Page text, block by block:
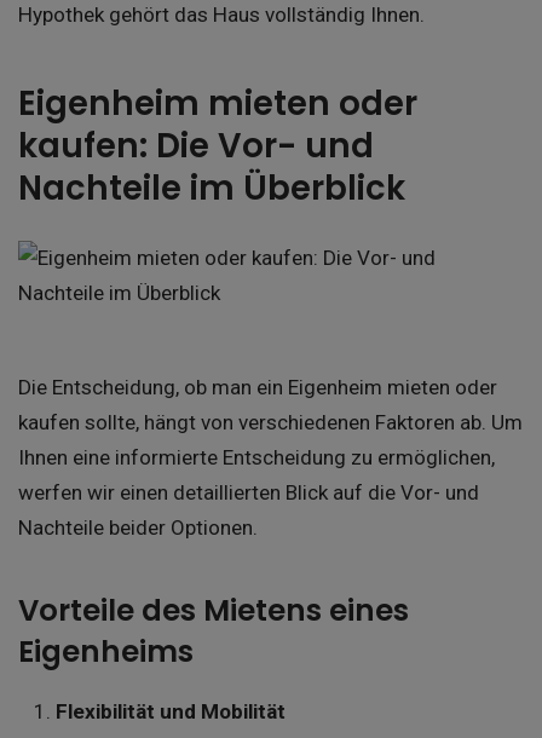
Hypothek gehört das Haus vollständig Ihnen.
Eigenheim mieten oder
kaufen: Die Vor- und
Nachteile im Überblick
Die Entscheidung, ob man ein Eigenheim mieten oder
kaufen sollte, hängt von verschiedenen Faktoren ab. Um
Ihnen eine informierte Entscheidung zu ermöglichen,
werfen wir einen detaillierten Blick auf die Vor- und
Nachteile beider Optionen.
Vorteile des Mietens eines
Eigenheims
Flexibilität und Mobilität